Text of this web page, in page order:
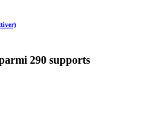
290 supports